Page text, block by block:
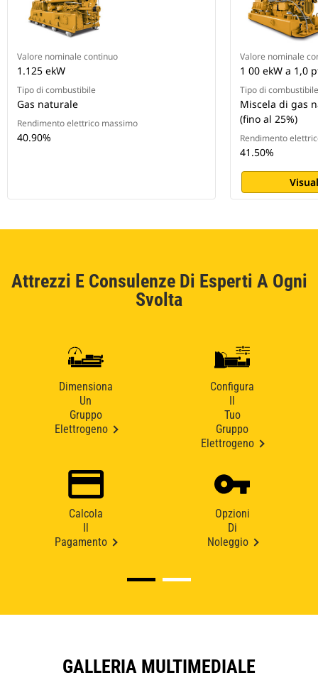
Valore nominale continuo
1.125 ekW
Tipo di combustibile
Gas naturale
Rendimento elettrico massimo
40.90%
Valore nominale
1 00 ekW a 1,0
Tipo di combustibile
Miscela di gas
(fino al 25%)
Rendimento
41.50%
Attrezzi E Consulenze Di Esperti A Ogni
Svolta
Dimensiona
Un
Gruppo
Elettrogeno
Configura
Tuo
Gruppo
Elettrogeno
Calcola
Pagamento
Opzioni
Di
Noleggio
GALLERIA MULTIMEDIALE